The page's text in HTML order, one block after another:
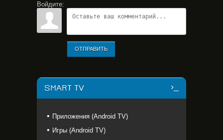
Войдите:
ОТПРАВИТЬ
SMART TV
Приложения (Android TV)
Игры (Android TV)